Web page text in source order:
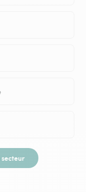
secteur